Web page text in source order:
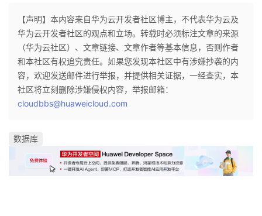
【声明】本内容来自华为云开发者社区博主，不代表华为云及
华为云开发者社区的观点和立场。转载时必须标注文章的来源
（华为云社区）、文章链接、文章作者等基本信息，否则作者
和本社区有权追究责任。如果您发现本社区中有涉嫌抄袭的内
容，欢迎发送邮件进行举报，并提供相关证据，一经查实，本
社区将立刻删除涉嫌侵权内容，举报邮箱：
cloudbbs@huaweicloud.com
数据库